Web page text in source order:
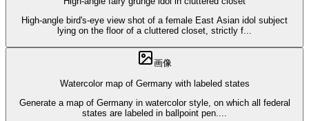
High-angle bird's-eye view shot of a female East Asian idol subject
lying on the floor of a cluttered closet, strictly f...
画像
Watercolor map of Germany with labeled states
Generate a map of Germany in watercolor style, on which all federal
states are labeled in ballpoint pen....